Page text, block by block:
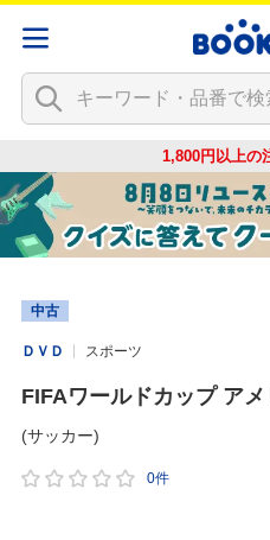
1,800円以上の
中古
ＤＶＤ スポーツ
FIFAワールドカップ ア
(サッカー)
0件